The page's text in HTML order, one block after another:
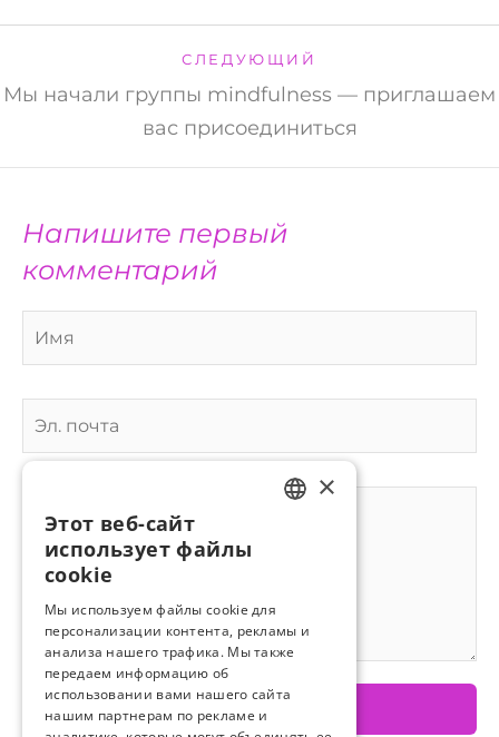
СЛЕДУЮЩИЙ
Мы начали группы mindfulness — приглашаем
вас присоединиться
Напишите первый
комментарий
×
Этот веб-сайт
использует файлы
cookie
Мы используем файлы cookie для
персонализации контента, рекламы и
анализа нашего трафика. Мы также
передаем информацию об
использовании вами нашего сайта
нашим партнерам по рекламе и